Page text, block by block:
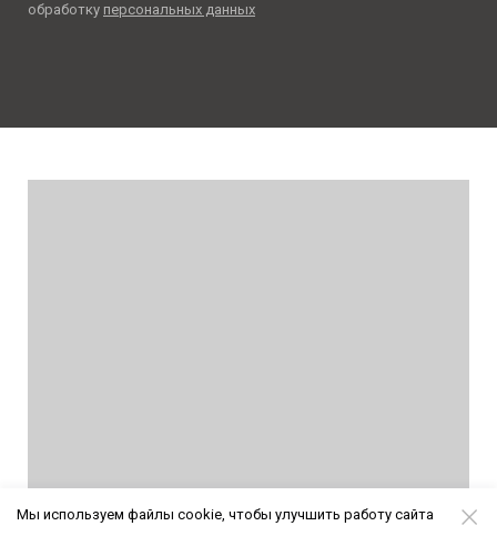
обработку персональных данных
Мы используем файлы cookie, чтобы улучшить работу сайта